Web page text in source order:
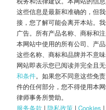
这些信息是最新和准确的，但
接，您了解可能会离开本站。
广告。所有产品名称、商标和
本网站中使用的所有公司、产
这些名称、商标和品牌并不意
网站即表示您已阅读并完全且
和条件。如果您不同意这些免
件的任何部分，您不得使用本
律师事务所赞助。
服务条款 | 隐私政策 | Cookies |